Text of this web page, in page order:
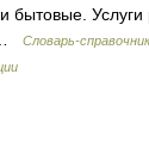
бытовые.
…
Словарь-